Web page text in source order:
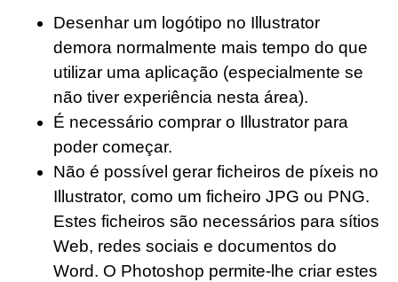
Desenhar um logótipo no Illustrator
demora normalmente mais tempo do que
utilizar uma aplicação (especialmente se
não tiver experiência nesta área).
É necessário comprar o Illustrator para
poder começar.
Não é possível gerar ficheiros de píxeis no
Illustrator, como um ficheiro JPG ou PNG.
Estes ficheiros são necessários para sítios
Web, redes sociais e documentos do
Word. O Photoshop permite-lhe criar estes